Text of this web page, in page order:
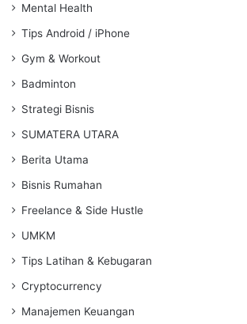
Mental Health
Tips Android / iPhone
Gym & Workout
Badminton
Strategi Bisnis
SUMATERA UTARA
Berita Utama
Bisnis Rumahan
Freelance & Side Hustle
UMKM
Tips Latihan & Kebugaran
Cryptocurrency
Manajemen Keuangan